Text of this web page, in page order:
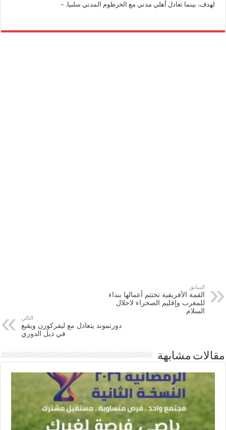
لهدف، بينما تعادل أهلي مدني مع الخرطوم المدني سلبيا. –
السابق
القمة الأفريقية تختتم أعمالها بنداء
للمغرب وإقليم الصحراء لاحلال
السلام
التالي
دورتموند يتعادل مع ليفركوزن ويقبع
في ذيل الدوري
مقالات مشابهة